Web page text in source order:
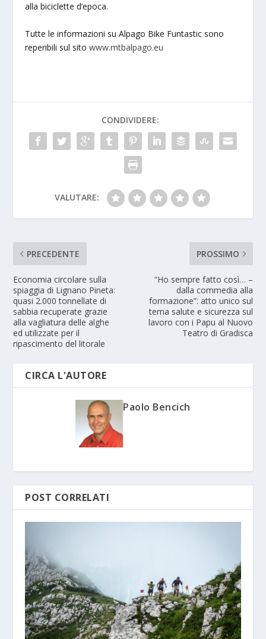
alla biciclette d’epoca.
Tutte le informazioni su Alpago Bike Funtastic sono
reperibili sul sitowww.mtbalpago.eu
CONDIVIDERE:
VALUTARE:
PRECEDENTE
Economia circolare sulla
spiaggia di Lignano Pineta:
quasi 2.000 tonnellate di
sabbia recuperate grazie
alla vagliatura delle alghe
ed utilizzate per il
ripascimento del litorale
PROSSIMO
“Ho sempre fatto così… –
dalla commedia alla
formazione”: atto unico sul
tema salute e sicurezza sul
lavoro con i Papu al Nuovo
Teatro di Gradisca
CIRCA L'AUTORE
Paolo Bencich
POST CORRELATI